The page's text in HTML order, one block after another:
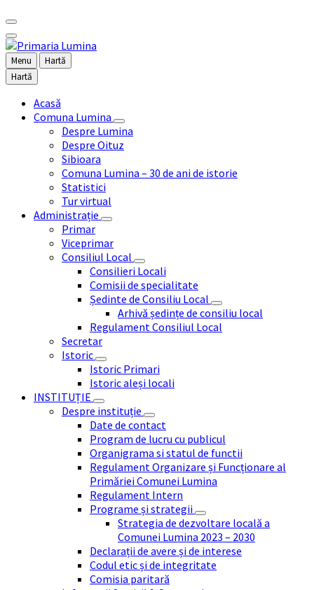
Menu
Hartă
Hartă
Acasă
Comuna Lumina
Despre Lumina
Despre Oituz
Sibioara
Comuna Lumina – 30 de ani de istorie
Statistici
Tur virtual
Administrație
Primar
Viceprimar
Consiliul Local
Consilieri Locali
Comisii de specialitate
Ședinte de Consiliu Local
Arhivă ședințe de consiliu local
Regulament Consiliul Local
Secretar
Istoric
Istoric Primari
Istoric aleși locali
INSTITUȚIE
Despre instituție
Date de contact
Program de lucru cu publicul
Organigrama si statul de functii
Regulament Organizare și Funcționare al
Primăriei Comunei Lumina
Regulament Intern
Programe și strategii
Strategia de dezvoltare locală a
Comunei Lumina 2023 – 2030
Declarații de avere și de interese
Codul etic și de integritate
Comisia paritară